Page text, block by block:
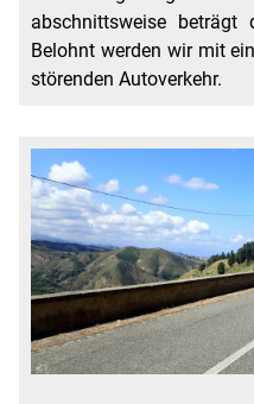
abschnittsweise
Belohnt werden wir mit
störenden Autoverkehr.